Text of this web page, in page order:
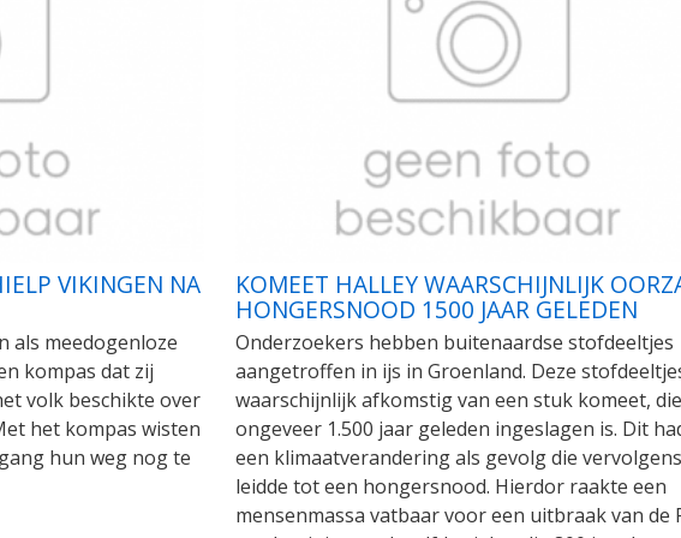
VIKINGEN NA
als meedogenloze
kompas dat zij
volk beschikte over
het kompas wisten
hun weg nog te
KOMEET HALLEY WAARSCHIJNLIJK
HONGERSNOOD 1500 JAAR GELEDEN
Onderzoekers hebben buitenaardse stofdeeltjes
aangetroffen in ijs in Groenland. Deze
waarschijnlijk afkomstig van een stuk komeet, die
ongeveer 1.500 jaar geleden ingeslagen is. Dit
een klimaatverandering als gevolg die vervolgens
leidde tot een hongersnood. Hierdor raakte een
mensenmassa vatbaar voor een uitbraak van de